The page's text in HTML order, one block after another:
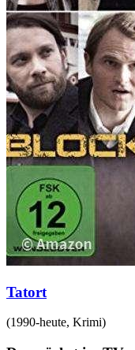
Tatort
(1990-heute, Krimi)